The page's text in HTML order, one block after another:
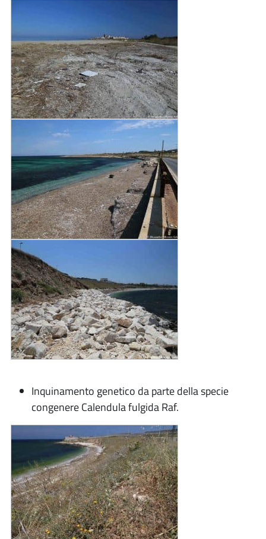
Inquinamento genetico da parte della specie
congenere Calendula fulgida Raf.